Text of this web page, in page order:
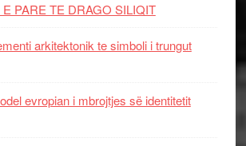
PARE TE DRAGO SILIQIT
arkitektonik te simboli i trungut
evropian i mbrojtjes së identitetit